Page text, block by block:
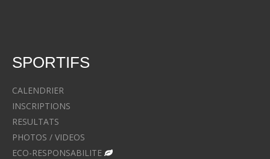
SPORTIFS
CALENDRIER
INSCRIPTIONS
RESULTATS
PHOTOS / VIDEOS
ECO-RESPONSABILITE